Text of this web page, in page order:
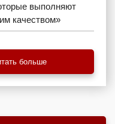
выполняют
качеством»
больше